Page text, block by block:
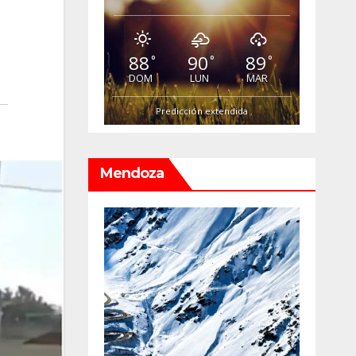
88°
DOM
90°
LUN
89°
MAR
Predicción extendida
Mendoza